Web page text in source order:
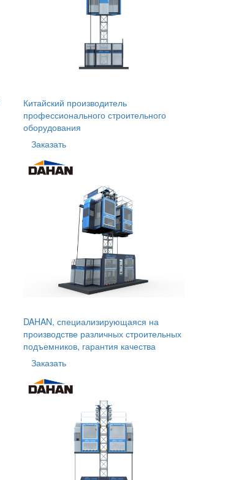
Китайский производитель
профессионального строительного
оборудования
Заказать
DAHAN, специализирующаяся на
производстве различных строительных
подъемников, гарантия качества
Заказать